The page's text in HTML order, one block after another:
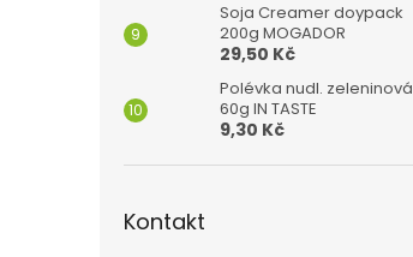
Soja Creamer doypack
200g MOGADOR
29,50 Kč
Polévka nudl. zeleninová
60g IN TASTE
9,30 Kč
Kontakt